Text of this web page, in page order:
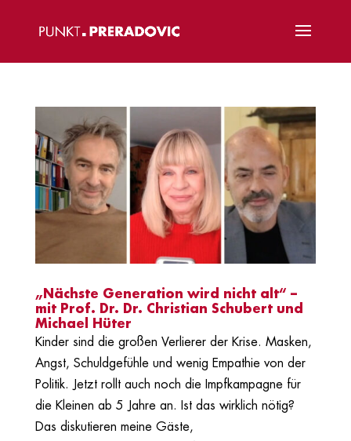
„Nächste Generation wird nicht alt“ –
mit Prof. Dr. Dr. Christian Schubert und
Michael Hüter
Kinder sind die großen Verlierer der Krise. Masken,
Angst, Schuldgefühle und wenig Empathie von der
Politik. Jetzt rollt auch noch die Impfkampagne für
die Kleinen ab 5 Jahre an. Ist das wirklich nötig?
Das diskutieren meine Gäste,